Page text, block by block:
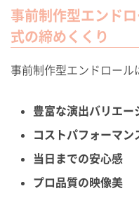
事前制作型エンド
式の締めくくり
事前制作型エンドロール
豊富な演出バリエー
コストパフォーマン
当日までの安心感
プロ品質の映像美